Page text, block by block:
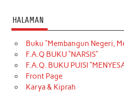
HALAMAN
Buku “Membangun Negeri,
F.A.Q BUKU “NARSIS”
F.A.Q. BUKU PUISI
Front Page
Karya & Kiprah